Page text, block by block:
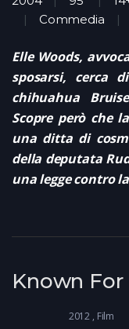
Commedia
Elle Woods,
sposarsi, cerca
chihuahua
Scopre però che
una ditta di
della deputata
una legge contro
Known For
2012 Film